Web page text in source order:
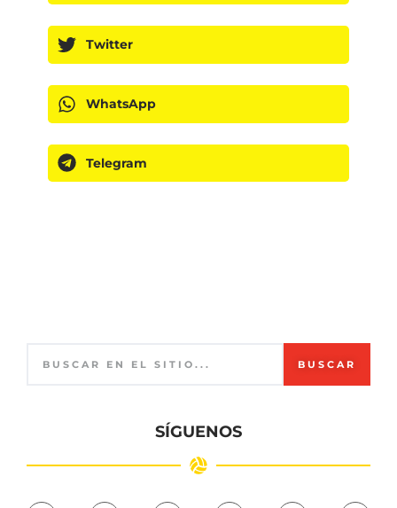
Twitter
WhatsApp
Telegram
BUSCAR
SÍGUENOS